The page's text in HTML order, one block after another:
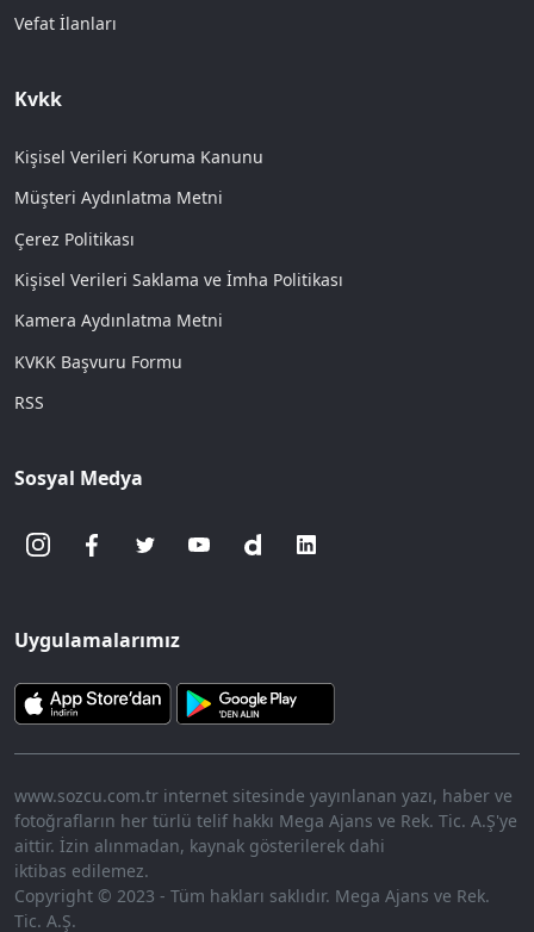
Vefat İlanları
Kvkk
Kişisel Verileri Koruma Kanunu
Müşteri Aydınlatma Metni
Çerez Politikası
Kişisel Verileri Saklama ve İmha Politikası
Kamera Aydınlatma Metni
KVKK Başvuru Formu
RSS
Sosyal Medya
Uygulamalarımız
www.sozcu.com.tr internet sitesinde yayınlanan yazı, haber ve
fotoğrafların her türlü telif hakkı Mega Ajans ve Rek. Tic. A.Ş'ye
aittir. İzin alınmadan, kaynak gösterilerek dahi
iktibas edilemez.
Copyright © 2023 - Tüm hakları saklıdır. Mega Ajans ve Rek.
Tic. A.Ş.